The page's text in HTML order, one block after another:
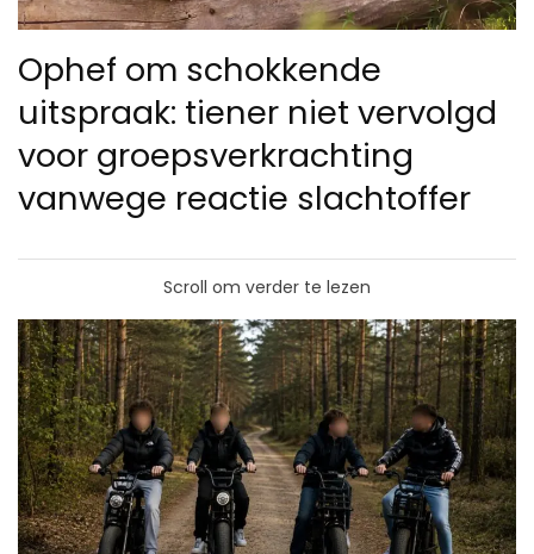
Ophef om schokkende
uitspraak: tiener niet vervolgd
voor groepsverkrachting
vanwege reactie slachtoffer
Scroll om verder te lezen